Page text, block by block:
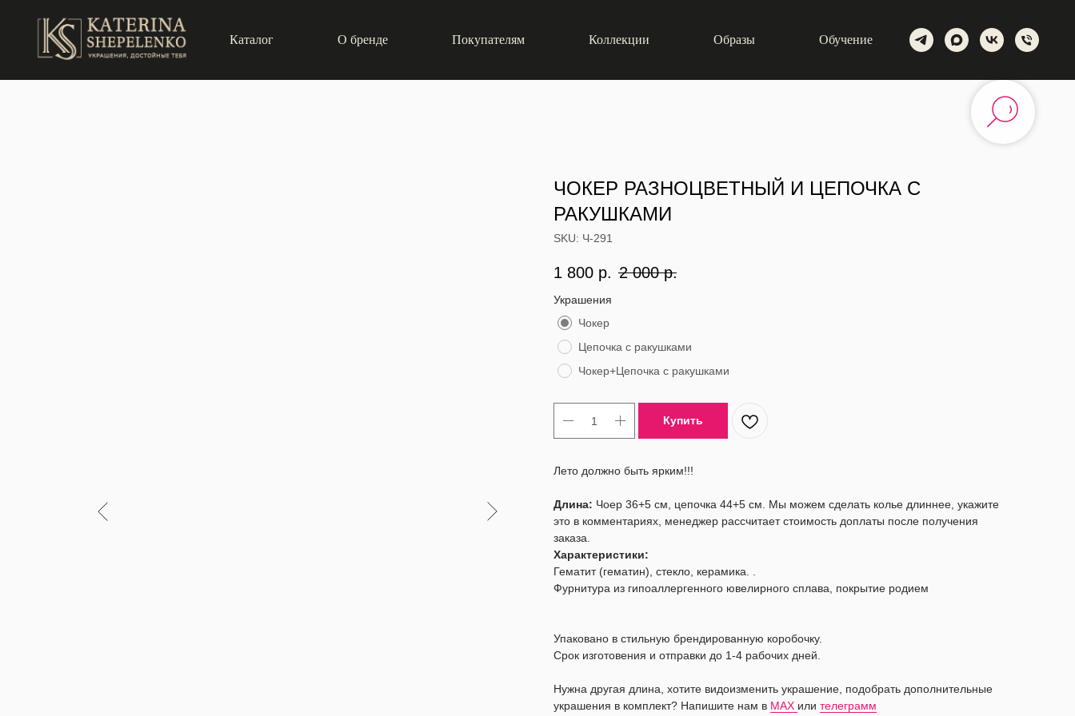
Каталог О бренде Покупателям Коллекции Образы Обучение
ЧОКЕР РАЗНОЦВЕТНЫЙ И ЦЕПОЧКА С
РАКУШКАМИ
SKU: Ч-291
1 800 р. 2 000 р.
Украшения
Чокер
Цепочка с ракушками
Чокер+Цепочка с ракушками
Купить
Лето должно быть ярким!!!
Длина: Чоер 36+5 см, цепочка 44+5 см. Мы можем сделать колье длиннее, укажите
это в комментариях, менеджер рассчитает стоимость доплаты после получения
заказа.
Характеристики:
Гематит (гематин), стекло, керамика. .
Фурнитура из гипоаллергенного ювелирного сплава, покрытие родием
Упаковано в стильную брендированную коробочку.
Срок изготовения и отправки до 1-4 рабочих дней.
Нужна другая длина, хотите видоизменить украшение, подобрать дополнительные
украшения в комплект? Напишите нам в MAX или телеграмм